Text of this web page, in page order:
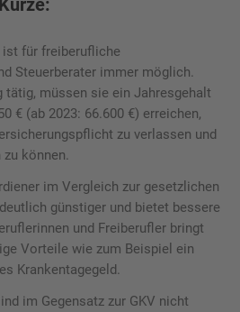
ist für freiberufliche
Steuerberater immer möglich.
tätig, müssen sie ein Jahresgehalt
€ (ab 2023: 66.600 €) erreichen,
zu verlassen und
können.
im Vergleich zur gesetzlichen
günstiger und bietet bessere
und Freiberufler bringt
Vorteile wie zum Beispiel ein
Krankentagegeld.
im Gegensatz zur GKV nicht